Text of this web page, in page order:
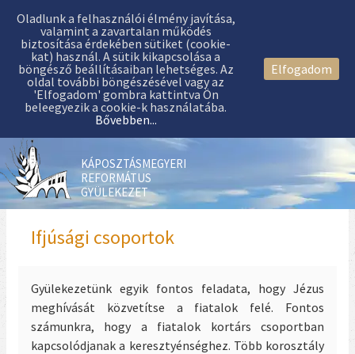
KÁPOSZTÁSMEGYERI
REFORMÁTUS
GYÜLEKEZET
Ifjúsági csoportok
Gyülekezetünk egyik fontos feladata, hogy Jézus
meghívását közvetítse a fiatalok felé. Fontos
számunkra, hogy a fiatalok kortárs csoportban
kapcsolódjanak a keresztyénséghez. Több korosztály
Oladlunk a felhasználói élmény javítása,
valamint a zavartalan működés
biztosítása érdekében sütiket (cookie-
kat) használ. A sütik kikapcsolása a
böngésző beállításaiban lehetséges. Az
oldal további böngészésével vagy az
'Elfogadom' gombra kattintva Ön
beleegyezik a cookie-k használatába.
Bővebben...
Elfogadom